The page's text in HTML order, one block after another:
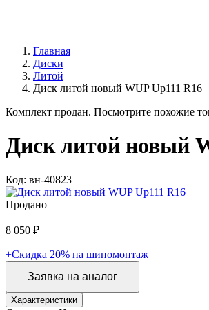
Главная
Диски
Литой
Диск литой новый WUP Up111 R16
Комплект продан. Посмотрите похожие
Диск литой новый
Код: вн-40823
Продано
8 050 ₽
+Скидка 20% на шиномонтаж
Заявка на аналог
Характеристики